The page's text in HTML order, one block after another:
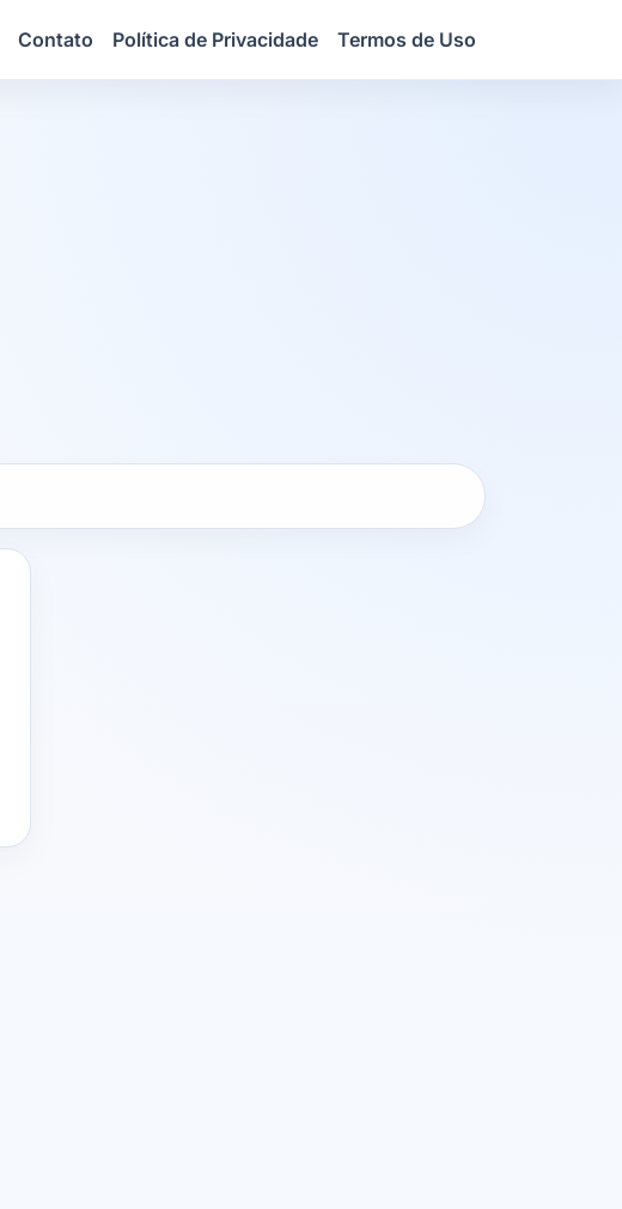
Contato Política de Privacidade Termos de Uso